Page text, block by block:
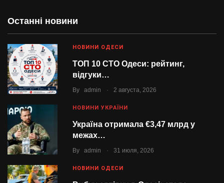
Останні новини
НОВИНИ ОДЕСИ
ТОП 10 СТО Одеси: рейтинг,
відгуки…
By admin . 2 августа, 2026
НОВИНИ УКРАЇНИ
Україна отримала €3,47 млрд у
межах…
By admin . 31 июля, 2026
НОВИНИ ОДЕСИ